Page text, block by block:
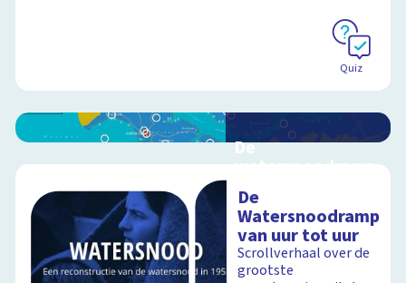
Quiz
De
watersnoodramp
van 1953
Interactieve
schoolplaat over de
watersnoodramp
De
Watersnoodramp
van uur tot uur
Scrollverhaal over de
grootste